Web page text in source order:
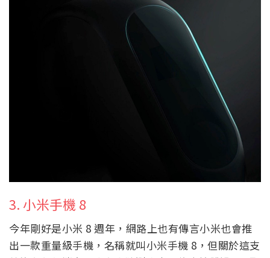
3. 小米手機 8
今年剛好是小米 8 週年，網路上也有傳言小米也會推
出一款重量級手機，名稱就叫小米手機 8，但關於這支